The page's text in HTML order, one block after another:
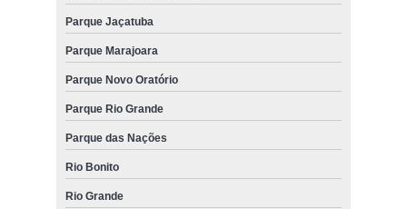
Parque Jaçatuba
Parque Marajoara
Parque Novo Oratório
Parque Rio Grande
Parque das Nações
Rio Bonito
Rio Grande